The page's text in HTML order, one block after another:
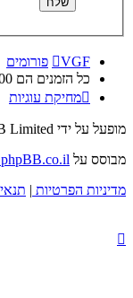
VGF
פורומים
כל הזמנים הם
מחיקת עוגיות
מופעל על ידי Limited
מבוסס על phpBB.co.il - פורומים בעברית
מדיניות הפרטיות |